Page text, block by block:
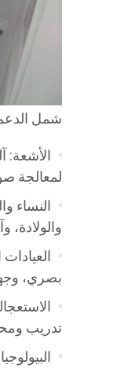
شمل
الأشعة:
لمعالجة
النساء
بصري،
تدريب